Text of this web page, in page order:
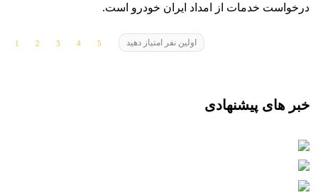
درخواست خدمات از امداد ایران خودرو است.
اولین نفر امتیاز دهید
خبر های پیشنهادی